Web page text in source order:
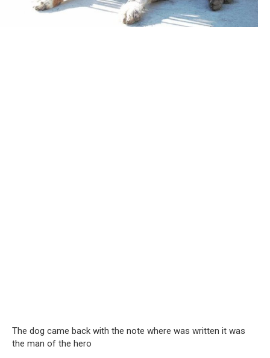
The dog came back with the note where was written it was
the man of the hero